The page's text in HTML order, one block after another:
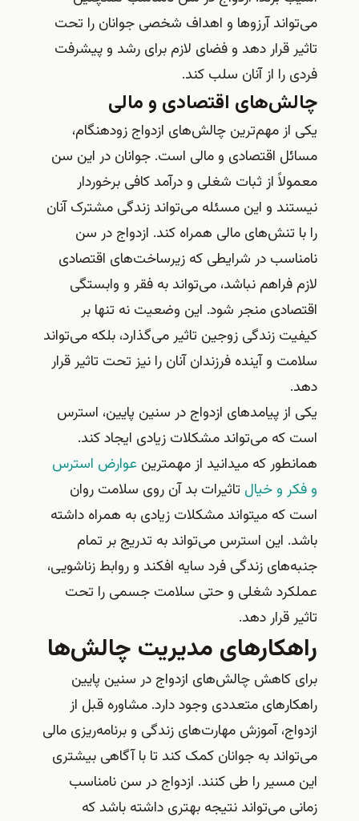
می‌تواند آرزوها و اهداف شخصی جوانان را تحت
تاثیر قرار دهد و فضای لازم برای رشد و پیشرفت
فردی را از آنان سلب کند.
چالش‌های اقتصادی و مالی
یکی از مهم‌ترین چالش‌های ازدواج زودهنگام،
مسائل اقتصادی و مالی است. جوانان در این سن
معمولاً از ثبات شغلی و درآمد کافی برخوردار
نیستند و این مسئله می‌تواند زندگی مشترک آنان
را با تنش‌های مالی همراه کند. ازدواج در سن
نامناسب در شرایطی که زیرساخت‌های اقتصادی
لازم فراهم نباشد، می‌تواند به فقر و وابستگی
اقتصادی منجر شود. این وضعیت نه تنها بر
کیفیت زندگی زوجین تاثیر می‌گذارد، بلکه می‌تواند
سلامت و آینده فرزندان آنان را نیز تحت تاثیر قرار
دهد.
یکی از پیامدهای ازدواج در سنین پایین، استرس
است که می‌تواند مشکلات زیادی ایجاد کند.
همانطور که میدانید از مهمترین عوارض استرس
و فکر و خیال تاثیرات بد آن روی سلامت روان
است که میتواند مشکلات زیادی به همراه داشته
باشد. این استرس می‌تواند به تدریج بر تمام
جنبه‌های زندگی فرد سایه افکند و روابط زناشویی،
عملکرد شغلی و حتی سلامت جسمی را تحت
تاثیر قرار دهد.
راهکارهای مدیریت چالش‌ها
برای کاهش چالش‌های ازدواج در سنین پایین
راهکارهای متعددی وجود دارد. مشاوره قبل از
ازدواج، آموزش مهارت‌های زندگی و برنامه‌ریزی مالی
می‌تواند به جوانان کمک کند تا با آگاهی بیشتری
این مسیر را طی کنند. ازدواج در سن نامناسب
زمانی می‌تواند نتیجه بهتری داشته باشد که